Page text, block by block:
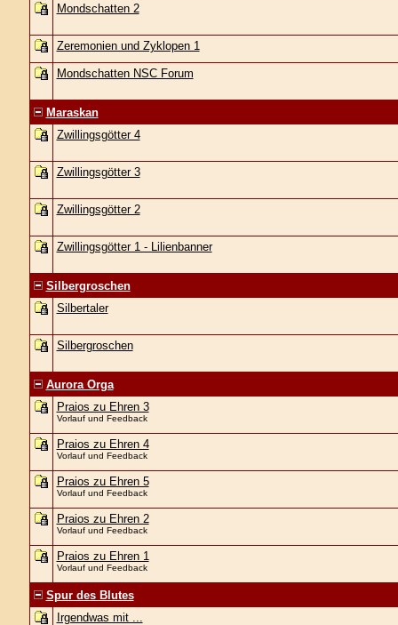
Mondschatten 2
Zeremonien und Zyklopen 1
Mondschatten NSC Forum
Maraskan
Zwillingsgötter 4
Zwillingsgötter 3
Zwillingsgötter 2
Zwillingsgötter 1 - Lilienbanner
Silbergroschen
Silbertaler
Silbergroschen
Aurora Orga
Praios zu Ehren 3
Vorlauf und Feedback
Praios zu Ehren 4
Vorlauf und Feedback
Praios zu Ehren 5
Vorlauf und Feedback
Praios zu Ehren 2
Vorlauf und Feedback
Praios zu Ehren 1
Vorlauf und Feedback
Spur des Blutes
Irgendwas mit ...